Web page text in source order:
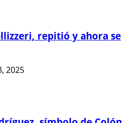
repitió y ahora se
2025